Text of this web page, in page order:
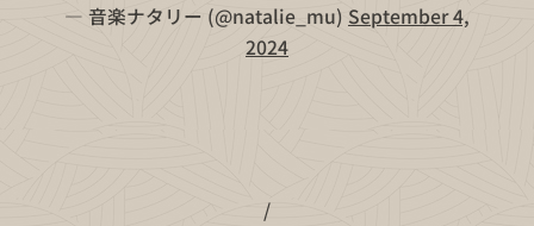
— 音楽ナタリー (@natalie_mu) September 4,
2024
/